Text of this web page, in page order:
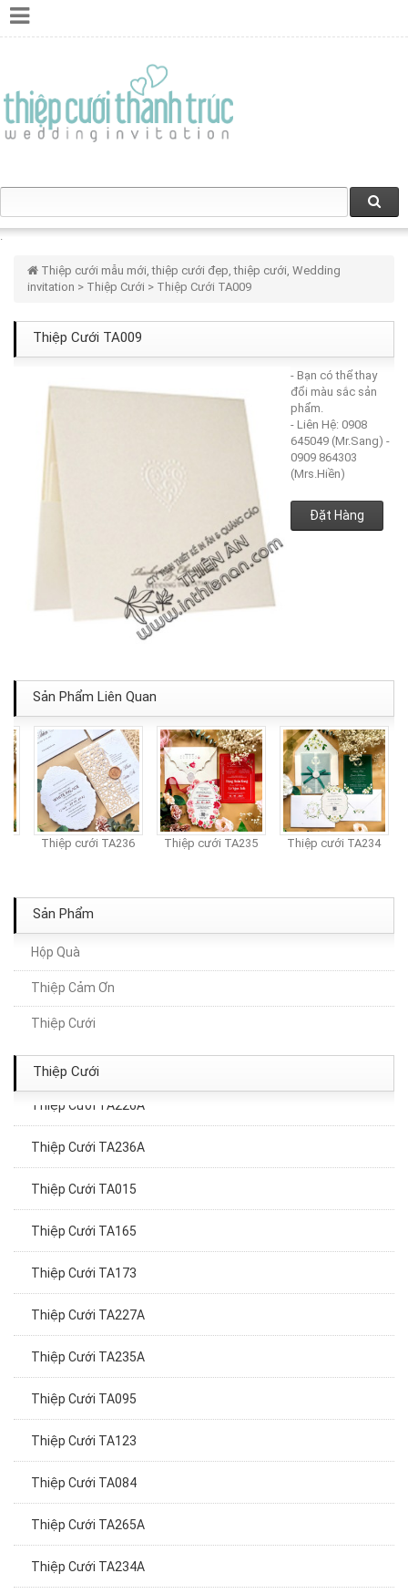
Thiệp cưới mẫu mới, thiệp cưới đẹp, thiệp cưới, Wedding
invitation > Thiệp Cưới > Thiệp Cưới TA009
Thiệp Cưới TA009
- Bạn có thể thay
đổi màu sắc sản
phẩm.
- Liên Hệ: 0908
645049 (Mr.Sang) -
0909 864303
(Mrs.Hiền)
Đặt Hàng
Sản Phẩm Liên Quan
Thiệp cưới TA236 Thiệp cưới TA235 Thiệp cưới TA234
Sản Phẩm
Hộp Quà
Thiệp Cảm Ơn
Thiệp Cưới
Thiệp Cưới
Thiệp Cưới TA283
Thiệp Cưới TA008
Thiệp Cưới TA236A
Thiệp Cưới TA015
Thiệp Cưới TA165
Thiệp Cưới TA173
Thiệp Cưới TA227A
Thiệp Cưới TA235A
Thiệp Cưới TA095
Thiệp Cưới TA123
Thiệp Cưới TA084
Thiệp Cưới TA265A
Thiệp Cưới TA234A